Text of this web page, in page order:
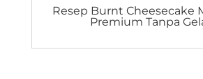
Resep Burnt Cheesecake
Premium Tanpa